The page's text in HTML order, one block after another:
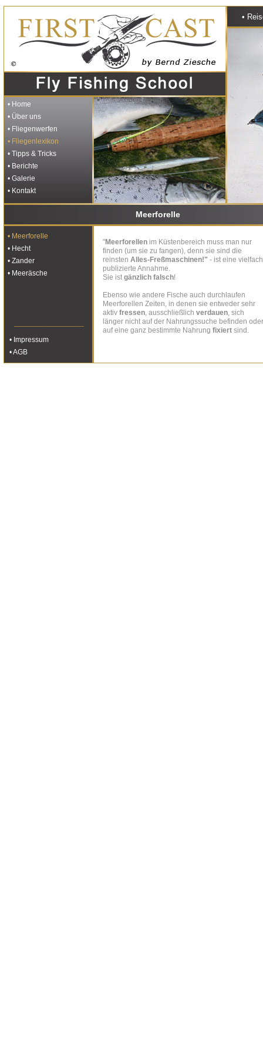
• Home
• Über uns
• Fliegenwerfen
• Fliegenlexikon
• Tipps & Tricks
• Berichte
• Galerie
• Kontakt
•
Meerforelle
• Meerforelle
• Hecht
• Zander
• Meeräsche
• Impressum
• AGB
"Meerforellen im Küstenbereich muss man nur
finden (um sie zu fangen), denn sie sind die
reinsten Alles-Freßmaschinen!" - ist eine vielfach
publizierte Annahme.
Sie ist gänzlich falsch!
Ebenso wie andere Fische auch durchlaufen
Meerforellen Zeiten, in denen sie entweder sehr
aktiv fressen, ausschließlich verdauen, sich
länger nicht auf der Nahrungssuche befinden oder
auf eine ganz bestimmte Nahrung fixiert sind.